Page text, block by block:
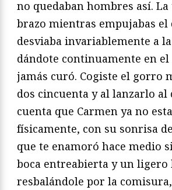
no quedaban hombres así.
brazo mientras empujabas el
desviaba invariablemente a
dándote continuamente en el
jamás curó. Cogiste el gorro
dos cincuenta y al lanzarlo al
cuenta que Carmen ya no
físicamente, con su sonrisa
que te enamoró hace medio
boca entreabierta y un ligero
resbalándole por la